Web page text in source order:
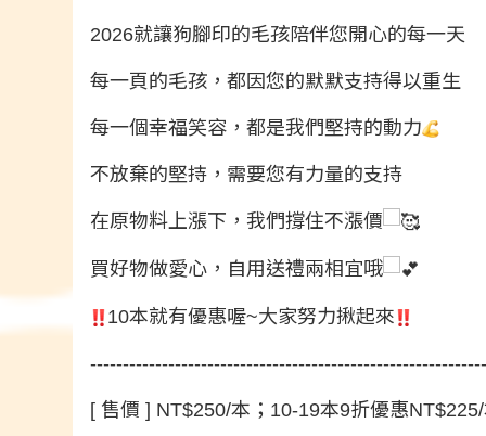
2026就讓狗腳印的毛孩陪伴您開心的每一天
每一頁的毛孩，都因您的默默支持得以重生
每一個幸福笑容，都是我們堅持的動力
不放棄的堅持，需要您有力量的支持
在原物料上漲下，我們撐住不漲價
買好物做愛心，自用送禮兩相宜哦
10本就有優惠喔~大家努力揪起來
[ 售價 ] NT$250/本；10-19本9折優惠